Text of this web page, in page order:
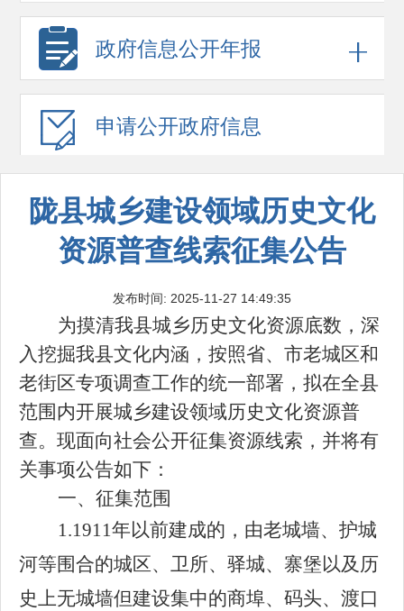
政府信息公开年报
申请公开政府信息
陇县城乡建设领域历史文化
资源普查线索征集公告
发布时间: 2025-11-27 14:49:35
为摸清我县城乡历史文化资源底数，深
入挖掘我县文化内涵，按照省、市老城区和
老街区专项调查工作的统一部署，拟在全县
范围内开展城乡建设领域历史文化资源普
查。现面向社会公开征集资源线索，并将有
关事项公告如下：
一、征集范围
1.1911年以前建成的，由老城墙、护城
河等围合的城区、卫所、驿城、寨堡以及历
史上无城墙但建设集中的商埠、码头、渡口